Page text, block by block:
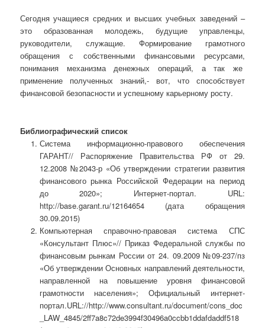
Сегодня учащиеся средних и высших учебных заведений –
это образованная молодежь, будущие управленцы,
руководители, служащие. Формирование грамотного
обращения с собственными финансовыми ресурсами,
понимания механизма денежных операций, а так же
применение полученных знаний,- вот, что способствует
финансовой безопасности и успешному карьерному росту.
Библиографический список
Система информационно-правового обеспечения
ГАРАНТ// Распоряжение Правительства РФ от 29.
12.2008 №2043-р «Об утверждении стратегии развития
финансового рынка Российской Федерации на период
до 2020»; Интернет-портал. URL:
http://base.garant.ru/12164654 (дата обращения
30.09.2015)
Компьютерная справочно-правовая система СПС
«Консультант Плюс»// Приказ Федеральной службы по
финансовым рынкам России от 24. 09.2009 №09-237/пз
«Об утверждении Основных направлений деятельности,
направленной на повышение уровня финансовой
грамотности населения»; Официальный интернет-
портал.URL://http://www.consultant.ru/document/cons_doc
_LAW_4845/2ff7a8c72de3994f30496a0ccbb1ddafdaddf518